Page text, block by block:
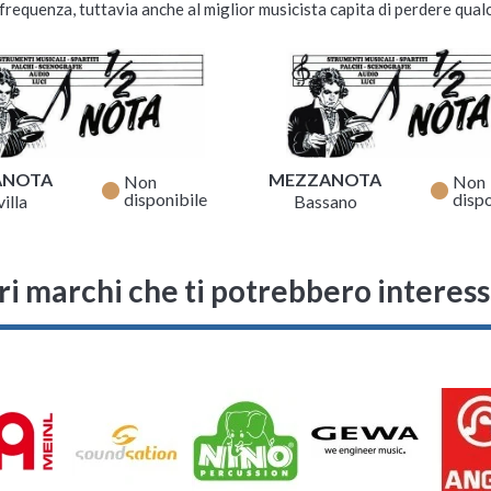
Custodia Morbida per Piatti
Al momento non
disponibile
Extra Hammered 16"
PA16EHC
Crash da 16"
Al momento non
disponibile
Spedizione gratuita
tuttavia anche al miglior musicista capita di perdere
fiber_manual_record Non
disponibile
MEZZANOTA
Bassano
fiber_manual_record Non
marchi che ti potrebbero